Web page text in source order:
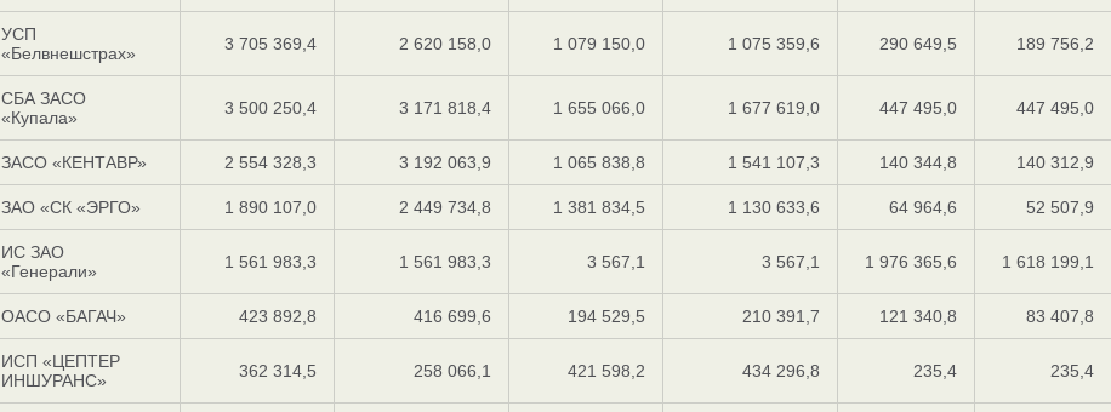
УСП
«Белвнешстрах»
3 705 369,4 2 620 158,0 1 079 150,0 1 075 359,6 290 649,5 189 756,2
СБА ЗАСО
«Купала»
3 500 250,4 3 171 818,4 1 655 066,0 1 677 619,0 447 495,0 447 495,0
ЗАСО «КЕНТАВР» 2 554 328,3 3 192 063,9 1 065 838,8 1 541 107,3 140 344,8 140 312,9
ЗАО «СК «ЭРГО» 1 890 107,0 2 449 734,8 1 381 834,5 1 130 633,6 64 964,6 52 507,9
ИС ЗАО
«Генерали»
1 561 983,3 1 561 983,3 3 567,1 3 567,1 1 976 365,6 1 618 199,1
ОАСО «БАГАЧ» 423 892,8 416 699,6 194 529,5 210 391,7 121 340,8 83 407,8
ИСП «ЦЕПТЕР
ИНШУРАНС»
362 314,5 258 066,1 421 598,2 434 296,8 235,4 235,4